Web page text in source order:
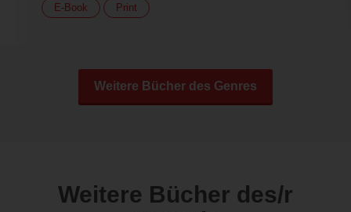
E-Book Print
Weitere Bücher des Genres
Weitere Bücher des/r